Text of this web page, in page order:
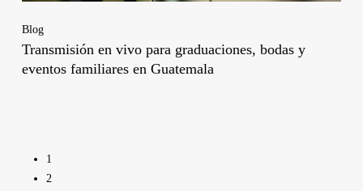
Blog
Transmisión en vivo para graduaciones, bodas y
eventos familiares en Guatemala
1
2